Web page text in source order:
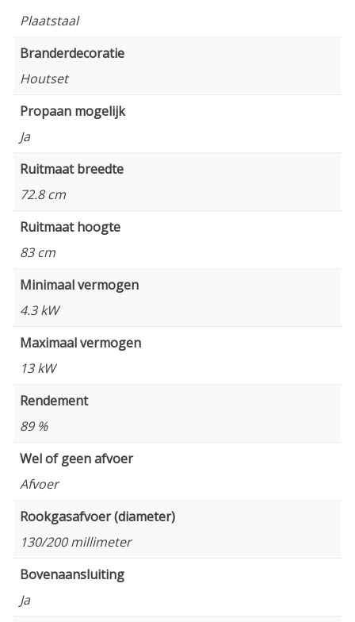
Plaatstaal
Branderdecoratie
Houtset
Propaan mogelijk
Ja
Ruitmaat breedte
72.8 cm
Ruitmaat hoogte
83 cm
Minimaal vermogen
4.3 kW
Maximaal vermogen
13 kW
Rendement
89 %
Wel of geen afvoer
Afvoer
Rookgasafvoer (diameter)
130/200 millimeter
Bovenaansluiting
Ja